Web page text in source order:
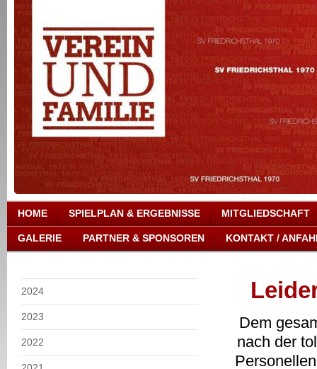
HOME SPIELPLAN & ERGEBNISSE MITGLIEDSCHAFT
GALERIE PARTNER & SPONSOREN KONTAKT /
2024
2023
2022
Dem
nach der